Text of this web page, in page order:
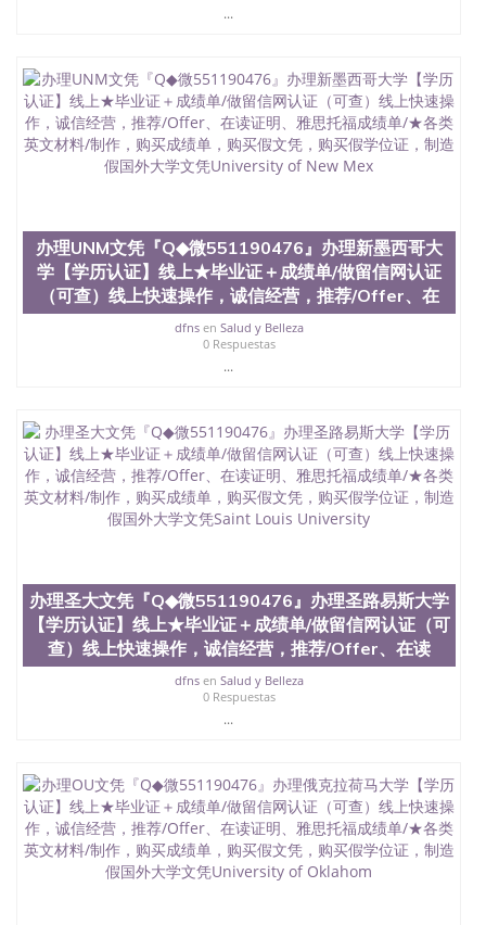
University）圣何塞州立大学成绩单（ San Jose State
University）圣何塞州立大学成绩单（San Jose State
University）成绩单圣何塞州立大学文凭（San Jose
State University）圣何塞州立大学（San Jose State
University）圣何塞州立大学（San Jose State
University）圣何塞州立大学（ San Jose State
University）圣何塞州立大学文凭（San Jose State
University）文凭圣何塞州立大学文凭（San Jose
State University）圣何塞州立大学学历（ San Jose
State University）圣何塞州立大学学历（San Jose
State University）圣何塞州立大学学历（San Jose
State University）圣 塞州立大学学历（San Jose
State University）圣何塞州立大学（San Jose State
University）圣何塞州立大学（San Jose State
University）圣何塞州立大学学位证（San Jose State
University）圣何塞州立大学学位证（San Jose State
University）圣何塞州立大学学位证（San Jose State
University）圣何塞州立大学（San Jose State
University）圣何塞州立大学（San Jose State
University）圣何塞州立大学学位证（San Jose State
University）圣何塞州立大学学位证（San Jose State
University）圣何塞州立大学结业证（San Jose State
University）圣何塞州立大学结业证（San Jose State
University）圣何塞州立大学结业证（San Jose State
University）圣何塞州立大学学位证（San Jose State
University）圣何塞州立大学学位证（San Jose State
University）圣何塞州立大学学历证书（San Jose
（San Jose State University）澳洲读书未毕业找人做
文凭学位qq微信551190476澳洲读CQU中央昆士兰大
学学历 绩单购买学位证书/澳洲读本科硕士做文凭/购
买澳洲大学毕业证成绩单假文凭学历
offieUniversityofSouthernQueensland 澳洲读书未毕
...
办理UNM文凭『Q◆微551190476』办理新墨西哥大
学【学历认证】线上★毕业证＋成绩单/做留信网认证
（可查）线上快速操作，诚信经营，推荐/Offer、在
dfnsen Salud y Belleza
0 Respuestas
...
办理圣大文凭『Q◆微551190476』办理圣路易斯大学
【学历认证】线上★毕业证＋成绩单/做留信网认证（可
查）线上快速操作，诚信经营，推荐/Offer、在读
dfnsen Salud y Belleza
0 Respuestas
...